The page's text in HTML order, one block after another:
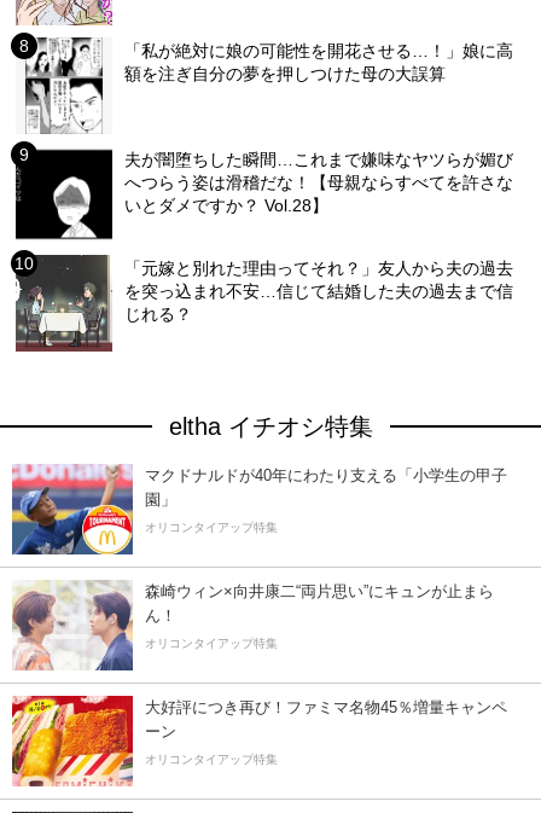
「私が絶対に娘の可能性を開花させる…！」娘に高
額を注ぎ自分の夢を押しつけた母の大誤算
夫が闇堕ちした瞬間…これまで嫌味なヤツらが媚び
へつらう姿は滑稽だな！【母親ならすべてを許さな
いとダメですか？ Vol.28】
「元嫁と別れた理由ってそれ？」友人から夫の過去
を突っ込まれ不安…信じて結婚した夫の過去まで信
じれる？
eltha イチオシ特集
マクドナルドが40年にわたり支える「小学生の甲子
園」
オリコンタイアップ特集
森崎ウィン×向井康二“両片思い”にキュンが止まら
ん！
オリコンタイアップ特集
大好評につき再び！ファミマ名物45％増量キャンペ
ーン
オリコンタイアップ特集